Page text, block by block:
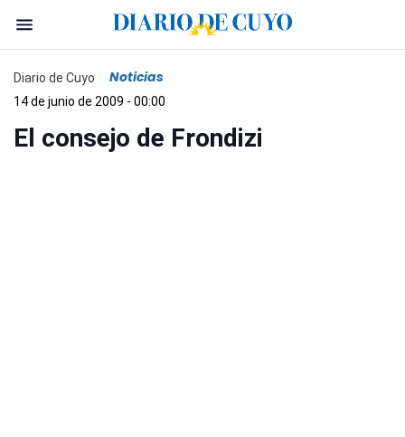
Diario de Cuyo Noticias
14 de junio de 2009 - 00:00
El consejo de Frondizi